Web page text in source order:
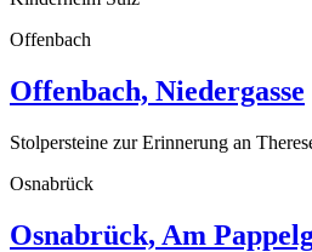
Offenbach
Offenbach, Niedergasse
Stolpersteine zur Erinnerung an
Osnabrück
Osnabrück, Am